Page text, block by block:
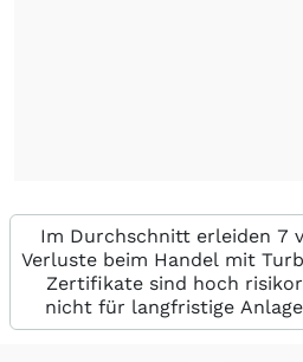
Im Durchschnitt erleiden 7
Verluste beim Handel mit
Zertifikate sind hoch
nicht für langfristige